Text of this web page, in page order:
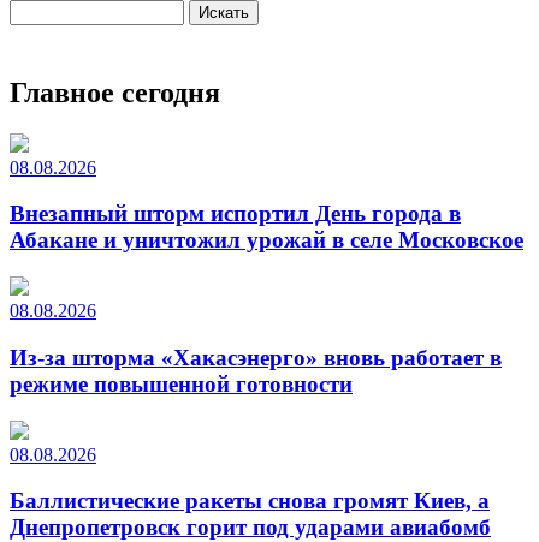
Главное сегодня
08.08.2026
Внезапный шторм испортил День города в
Абакане и уничтожил урожай в селе Московское
08.08.2026
Из-за шторма «Хакасэнерго» вновь работает в
режиме повышенной готовности
08.08.2026
Баллистические ракеты снова громят Киев, а
Днепропетровск горит под ударами авиабомб